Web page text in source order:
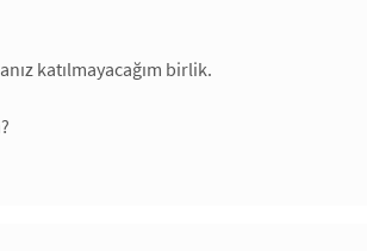
katılmayacağım birlik.